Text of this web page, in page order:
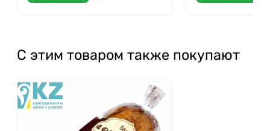
С этим товаром также покупают